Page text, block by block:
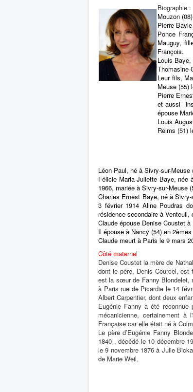
Biographie :
Mouzon
Pierre
Ponce
Mauguy,
François.
Louis
Thomasine
Leur fils,
Meuse (55)
Pierre
et aussi
épouse
Louis
Reims (51)
Léon Paul, né à Sivry-sur-
Félicie Maria Juliette Baye, née
1966, mariée à Sivry-sur-Meuse
Charles Ernest Baye, né à
3 février 1914 Aline Poudras
résidence secondaire à
Claude épouse Denise Coustet
Il épouse à Nancy (54) en
Claude meurt à Paris le 9 mars
Côté maternel
Denise Coustet la mère de
dont le père, Denis Courcel,
est la sœur de Fanny Blondelet,
à Paris rue de Picardie le 14
Albert Carpentier, dont deux
Eugénie Fanny a été
mécanicienne, certainement
Française car elle était né à
Le père d’Eugénie Fanny
1840 , décédé le 10 décembre
le 9 novembre 1876 à Julie
de Marie Weil.